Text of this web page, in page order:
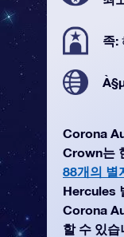
족:
Corona
Crown는
88개의 별
Hercules
Corona
할 수 있습